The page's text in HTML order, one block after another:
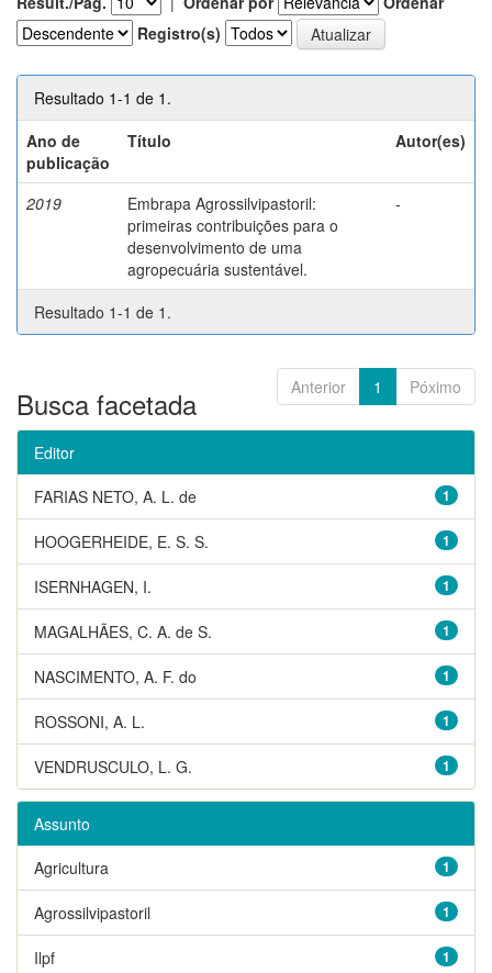
Registro(s)
Resultado 1-1 de 1.
Ano de
publicação
Título Autor(es)
2019
Embrapa Agrossilvipastoril:
primeiras contribuições para o
desenvolvimento de uma
agropecuária sustentável.
-
Resultado 1-1 de 1.
Anterior 1 Póximo
Busca facetada
Editor
1
FARIAS NETO, A. L. de
1
HOOGERHEIDE, E. S. S.
1
ISERNHAGEN, I.
1
MAGALHÃES, C. A. de S.
1
NASCIMENTO, A. F. do
1
ROSSONI, A. L.
1
VENDRUSCULO, L. G.
Assunto
1
Agricultura
1
Agrossilvipastoril
1
Ilpf